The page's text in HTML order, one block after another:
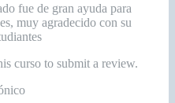
fue de gran ayuda para
muy agradecido con su
curso to submit a review.